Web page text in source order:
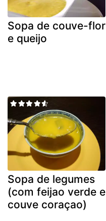
Sopa de couve-flor
e queijo
Sopa de legumes
(com feijao verde e
couve coraçao)